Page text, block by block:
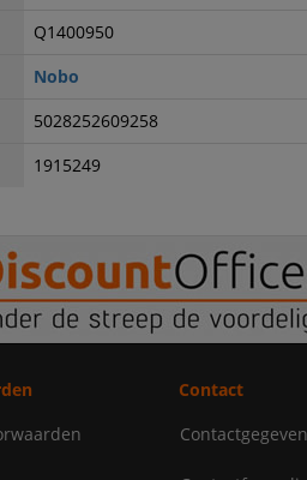
Q1400950
Nobo
5028252609258
1915249
Contact